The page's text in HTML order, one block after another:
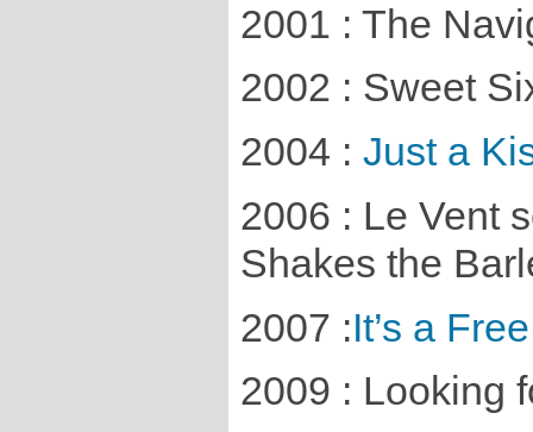
2001 : The
2002 : Sweet
2004 : Just a
2006 : Le Vent
Shakes the
2007 :It’s a
2009 : Looking